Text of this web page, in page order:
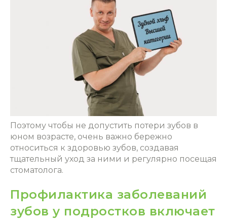
Поэтому чтобы не допустить потери зубов в
юном возрасте, очень важно бережно
относиться к здоровью зубов, создавая
тщательный уход за ними и регулярно посещая
стоматолога.
Профилактика заболеваний
зубов у подростков включает